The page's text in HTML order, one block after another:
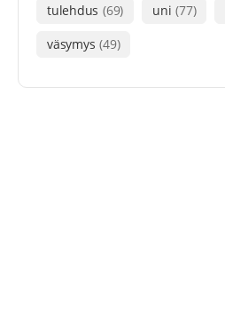
tulehdus (69) uni (77)
väsymys (49)